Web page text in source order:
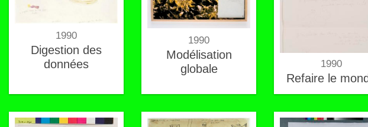
1990
Digestion des
données
1990
Modélisation
globale
1990
Refaire le